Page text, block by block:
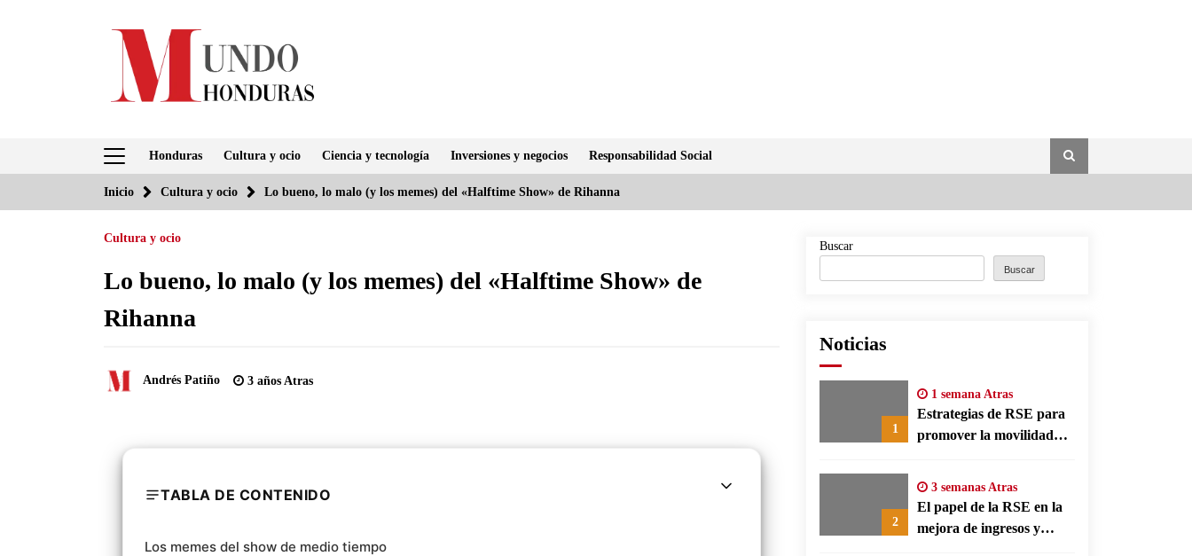
Honduras Cultura y ocio Ciencia y tecnología Inversiones y negocios Responsabilidad Social
Inicio Cultura y ocio Lo bueno, lo malo (y los memes) del «Halftime Show» de Rihanna
Cultura y ocio
Lo bueno, lo malo (y los memes) del «Halftime Show» de
Rihanna
Andrés Patiño 3 años Atras
TABLA DE CONTENIDO
Los memes del show de medio tiempo
Buscar
Buscar
Noticias
1
1 semana Atras
Estrategias de RSE para
promover la movilidad
fabriles alemanes
2
3 semanas Atras
El papel de la RSE en la
mejora de ingresos y